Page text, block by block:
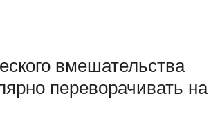
вмешательства
переворачивать на